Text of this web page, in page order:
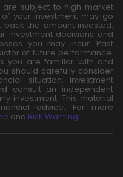
are subject to high market
your investment may go
the amount invested.
investment decisions and
you may incur. Past
of future performance.
you are familiar with and
should carefully consider
situation, investment
consult an independent
investment. This material
advice. For more
and Risk Warning.